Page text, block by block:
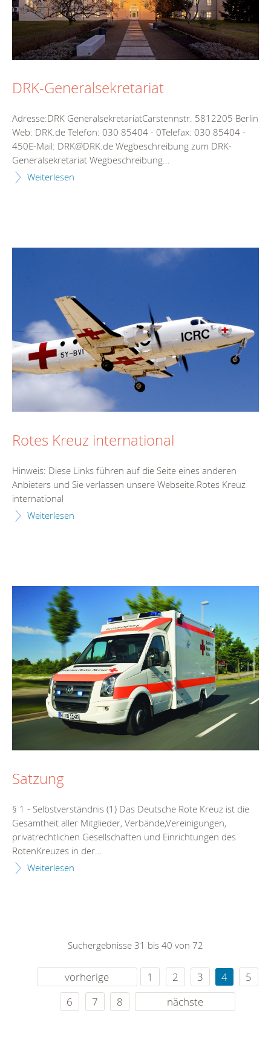
DRK-Generalsekretariat
Adresse:DRK GeneralsekretariatCarstennstr. 5812205 Berlin
Web: DRK.de Telefon: 030 85404 - 0Telefax: 030 85404 -
450E-Mail: DRK@DRK.de Wegbeschreibung zum DRK-
Generalsekretariat Wegbeschreibung...
Weiterlesen
Rotes Kreuz international
Hinweis: Diese Links führen auf die Seite eines anderen
Anbieters und Sie verlassen unsere Webseite.Rotes Kreuz
international
Weiterlesen
Satzung
§ 1 - Selbstverständnis (1) Das Deutsche Rote Kreuz ist die
Gesamtheit aller Mitglieder, Verbände,Vereinigungen,
privatrechtlichen Gesellschaften und Einrichtungen des
RotenKreuzes in der...
Weiterlesen
Suchergebnisse 31 bis 40 von 72
vorherige 1 2 3 4
5
6
7 8 nächste